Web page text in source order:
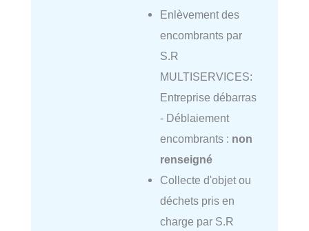
Enlèvement des
encombrants par
S.R
MULTISERVICES:
Entreprise débarras
- Déblaiement
encombrants : non
renseigné
Collecte d'objet ou
déchets pris en
charge par S.R